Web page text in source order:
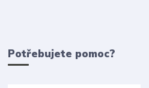
Potřebujete pomoc?